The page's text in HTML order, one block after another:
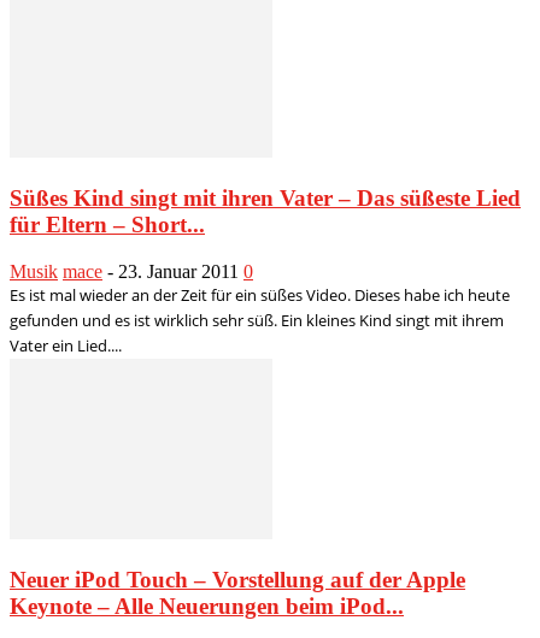
Süßes Kind singt mit ihren Vater – Das süßeste Lied
für Eltern – Short...
Musik mace - 23. Januar 2011 0
Es ist mal wieder an der Zeit für ein süßes Video. Dieses habe ich heute
gefunden und es ist wirklich sehr süß. Ein kleines Kind singt mit ihrem
Vater ein Lied....
Neuer iPod Touch – Vorstellung auf der Apple
Keynote – Alle Neuerungen beim iPod...